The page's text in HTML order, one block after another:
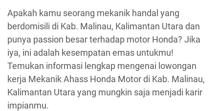
Apakah kamu seorang mekanik handal yang
berdomisili di Kab. Malinau, Kalimantan Utara dan
punya passion besar terhadap motor Honda? Jika
iya, ini adalah kesempatan emas untukmu!
Temukan informasi lengkap mengenai lowongan
kerja Mekanik Ahass Honda Motor di Kab. Malinau,
Kalimantan Utara yang mungkin saja menjadi karir
impianmu.